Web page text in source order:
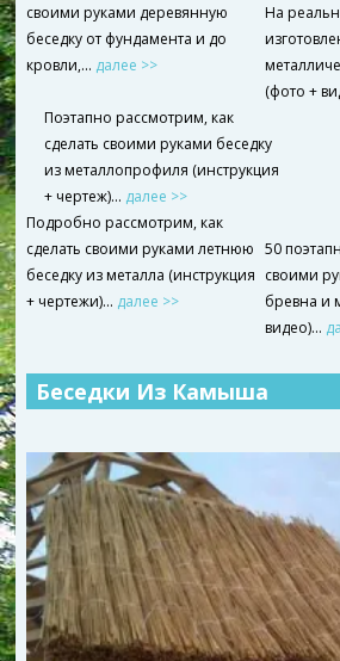
своими руками деревянную
беседку от фундамента и до
кровли,... далее >>
На
(фото +
Поэтапно рассмотрим, как
сделать своими руками беседку
из металлопрофиля (инструкция
+ чертеж)… далее >>
Подробно рассмотрим, как
сделать своими руками летнюю
беседку из металла (инструкция
+ чертежи)… далее >>
50
своими
бревна и
видео)…
Беседки Из Камыша